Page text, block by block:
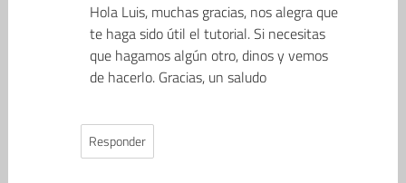
Hola Luis, muchas gracias, nos alegra que
te haga sido útil el tutorial. Si necesitas
que hagamos algún otro, dinos y vemos
de hacerlo. Gracias, un saludo
Responder